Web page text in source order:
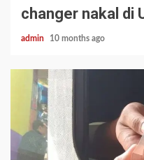
changer nakal di
admin 10 months ago